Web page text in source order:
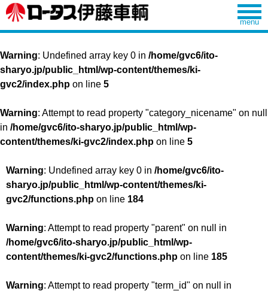
Warning: Undefined array key 0 in /home/gvc6/ito-
sharyo.jp/public_html/wp-content/themes/ki-
gvc2/index.php on line 5
Warning: Attempt to read property "category_nicename" on null
in /home/gvc6/ito-sharyo.jp/public_html/wp-
content/themes/ki-gvc2/index.php on line 5
Warning: Undefined array key 0 in /home/gvc6/ito-
sharyo.jp/public_html/wp-content/themes/ki-
gvc2/functions.php on line 184
Warning: Attempt to read property "parent" on null in
/home/gvc6/ito-sharyo.jp/public_html/wp-
content/themes/ki-gvc2/functions.php on line 185
Warning: Attempt to read property "term_id" on null in